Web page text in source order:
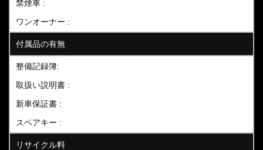
禁煙車 :
ワンオーナー :
付属品の有無
整備記録簿:
取扱い説明書 :
新車保証書 :
スペアキー :
リサイクル料